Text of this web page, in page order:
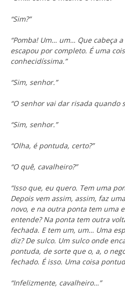
“Sim?”
“Pomba! Um… um… Que cabeça
escapou por completo. É uma
conhecidíssima.”
“Sim, senhor.”
“O senhor vai dar risada quando
“Sim, senhor.”
“Olha, é pontuda, certo?”
“O quê, cavalheiro?”
“Isso que, eu quero. Tem uma
Depois vem assim, assim, faz
novo, e na outra ponta tem uma
entende? Na ponta tem outra
fechada. E tem um, um… Uma
diz? De sulco. Um sulco onde
pontuda, de sorte que o, a, o
fechado. É isso. Uma coisa
“Infelizmente, cavalheiro…”